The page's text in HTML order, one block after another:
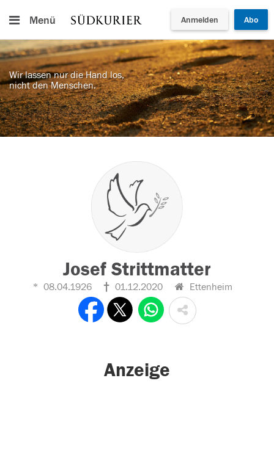
Menü Anmelden Abo
Wir lassen nur die Hand los,
nicht den Menschen.
Josef Strittmatter
08.04.1926 01.12.2020 Ettenheim
Anzeige